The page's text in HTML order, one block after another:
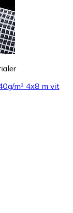
m² 4x8 m vit